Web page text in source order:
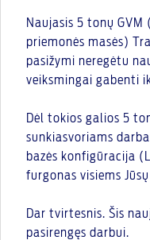
Naujasis 5 tonų
priemonės masės)
pasižymi neregėtu
veiksmingai gabenti
Dėl tokios galios 5
sunkiasvoriams
bazės konfigūracija
furgonas visiems
Dar tvirtesnis. Šis
pasirengęs darbui.